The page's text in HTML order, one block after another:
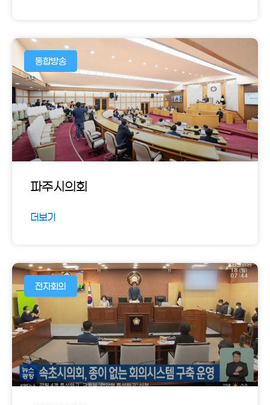
통합방송
파주시의회
더보기
전자회의